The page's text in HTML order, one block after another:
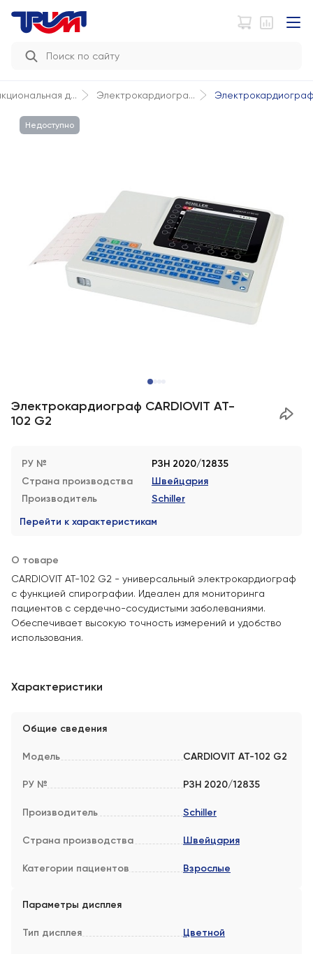
д... Электрокардиогра... Электрокардиограф
Недоступно
Электрокардиограф CARDIOVIT AT-
102 G2
РУ №
РЗН 2020/12835
Страна производства
Швейцария
Производитель
Schiller
Перейти к характеристикам
О товаре
CARDIOVIT AT-102 G2 - универсальный электрокардиограф
с функцией спирографии. Идеален для мониторинга
пациентов с сердечно-сосудистыми заболеваниями.
Обеспечивает высокую точность измерений и удобство
использования.
Характеристики
Общие сведения
Модель CARDIOVIT AT-102 G2
РУ № РЗН 2020/12835
Производитель Schiller
Страна производства Швейцария
Категории пациентов Взрослые
Параметры дисплея
Тип дисплея Цветной